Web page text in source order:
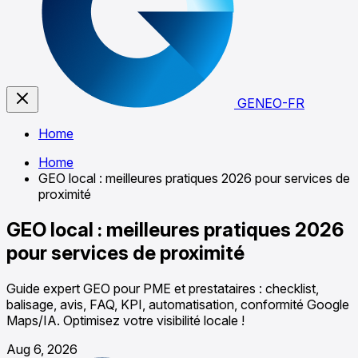
GENEO-FR
Home
Home
GEO local : meilleures pratiques 2026 pour services de
proximité
GEO local : meilleures pratiques 2026
pour services de proximité
Guide expert GEO pour PME et prestataires : checklist,
balisage, avis, FAQ, KPI, automatisation, conformité Google
Maps/IA. Optimisez votre visibilité locale !
Aug 6, 2026